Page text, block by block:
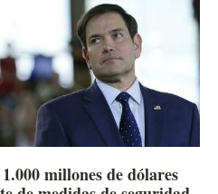
millones de dólares